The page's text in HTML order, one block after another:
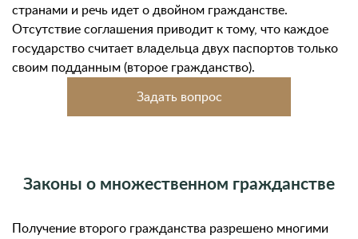
странами и речь идет о двойном гражданстве.
Отсутствие соглашения приводит к тому, что каждое
государство считает владельца двух паспортов только
своим подданным (второе гражданство).
Задать вопрос
Законы о множественном гражданстве
Получение второго гражданства разрешено многими